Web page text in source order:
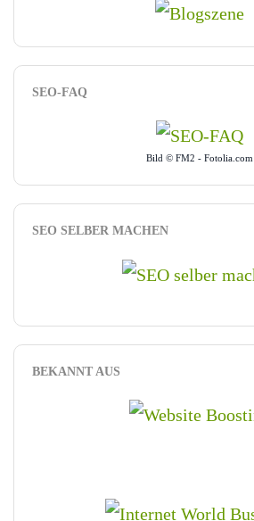
SEO-FAQ
Bild © FM2 - Fotolia.com
SEO SELBER MACHEN
BEKANNT AUS